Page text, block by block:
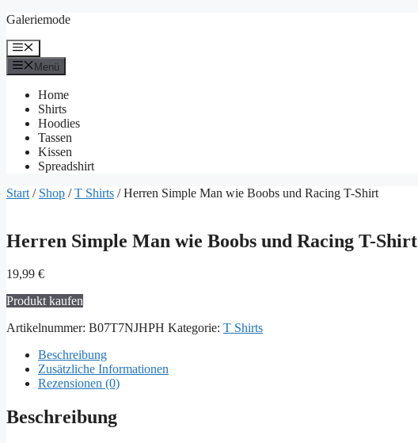
Zum
springen
Galeriemode
Menü
Menü
Home
Shirts
Hoodies
Tassen
Kissen
Spreadshirt
Start / Shop /T Shirts / Herren Simple Man wie Boobs und Racing T-Shirt
Herren Simple Man wie Boobs und Racing T-Shirt
19,99 €
Produkt kaufen
Artikelnummer: B07T7NJHPH Kategorie: T Shirts
Beschreibung
Zusätzliche Informationen
Rezensionen (0)
Beschreibung